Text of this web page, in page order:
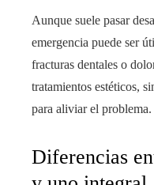
Aunque suele pasar
emergencia puede ser
fracturas dentales o
tratamientos estéticos,
para aliviar el problema.
Diferencias